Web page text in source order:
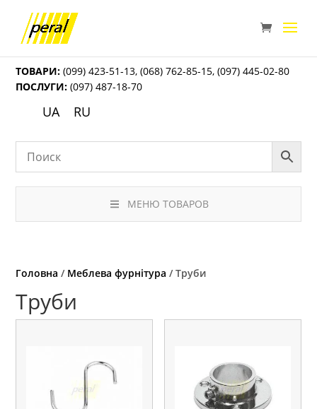
ТОВАРИ: (099) 423-51-13,(068) 762-85-15,(097) 445-02-80
ПОСЛУГИ: (097) 487-18-70
UA RU
МЕНЮ ТОВАРОВ
Головна / Меблева фурнітура / Труби
Труби